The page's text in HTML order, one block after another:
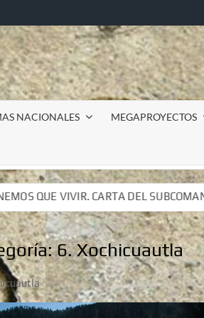
NACIONALES MEGAPROYECTOS
INSURGENTE MOISÉS
INSURGENTE
6. Xochicuautla